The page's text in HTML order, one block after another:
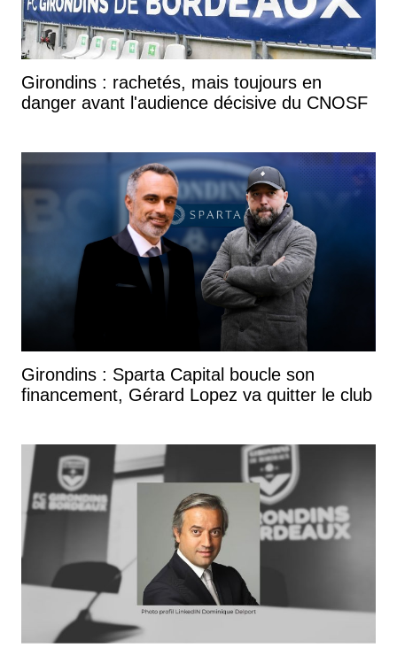
Girondins : rachetés, mais toujours en
danger avant l'audience décisive du CNOSF
Girondins : Sparta Capital boucle son
financement, Gérard Lopez va quitter le club